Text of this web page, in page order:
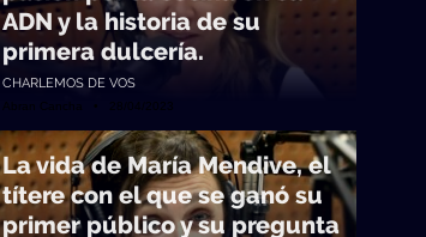
ADN y la historia de su
primera dulcería.
CHARLEMOS DE VOS
Abran Cancha • 28/04/2023
La vida de María Mendive, el
títere con el que se ganó su
primer público y su pregunta